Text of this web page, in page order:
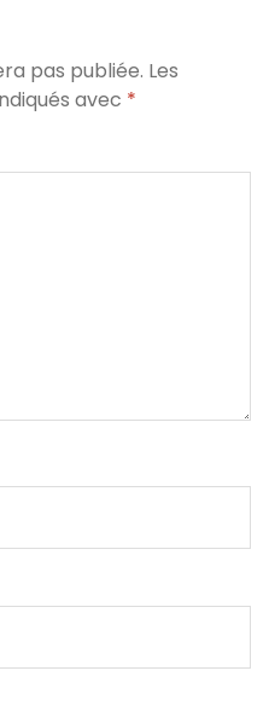
pas publiée. Les
avec *